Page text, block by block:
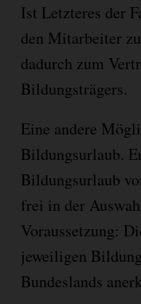
Ist Letzteres der
den Mitarbeiter
dadurch zum
Bildungsträgers.
Eine andere
Bildungsurlaub.
Bildungsurlaub
frei in der
Voraussetzung:
jeweiligen
Bundeslands